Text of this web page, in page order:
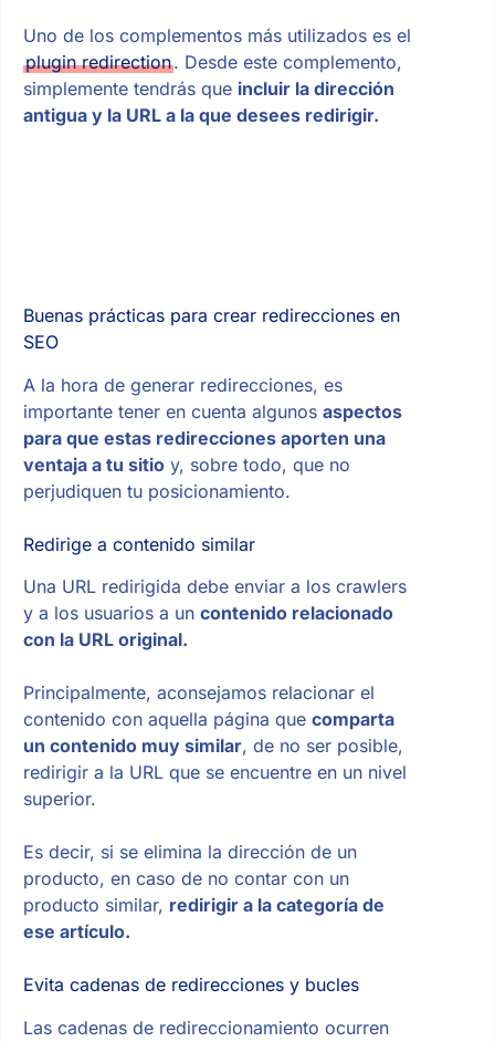
Uno de los complementos más utilizados es el
plugin redirection. Desde este complemento,
simplemente tendrás que incluir la dirección
antigua y la URL a la que desees redirigir.
Buenas prácticas para crear redirecciones en
SEO
A la hora de generar redirecciones, es
importante tener en cuenta algunos aspectos
para que estas redirecciones aporten una
ventaja a tu sitioy, sobre todo, que no
perjudiquen tu posicionamiento.
Redirige a contenido similar
Una URL redirigida debe enviar a los crawlers
y a los usuarios a un contenido relacionado
con la URL original.
Principalmente, aconsejamos relacionar el
contenido con aquella página que comparta
un contenido muy similar, de no ser posible,
redirigir a la URL que se encuentre en un nivel
superior.
Es decir, si se elimina la dirección de un
producto, en caso de no contar con un
producto similar, redirigir a la categoría de
ese artículo.
Evita cadenas de redirecciones y bucles
Las cadenas de redireccionamiento ocurren